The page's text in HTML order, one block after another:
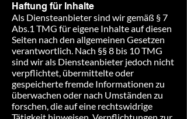
​Haftung für Inhalte
Als Diensteanbieter sind wir gemäß § 7
Abs.1 TMG für eigene Inhalte auf diesen
Seiten nach den allgemeinen Gesetzen
verantwortlich. Nach §§ 8 bis 10 TMG
sind wir als Diensteanbieter jedoch nicht
verpflichtet, übermittelte oder
gespeicherte fremde Informationen zu
überwachen oder nach Umständen zu
forschen, die auf eine rechtswidrige